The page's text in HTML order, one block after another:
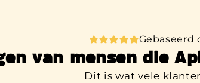
Gebaseerd
van mensen die
Dit is wat vele